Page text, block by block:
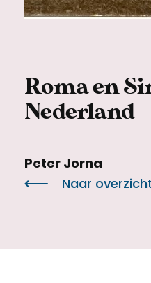
Voorwaarden
Roma en
Nederland
Peter Jorna
Naar